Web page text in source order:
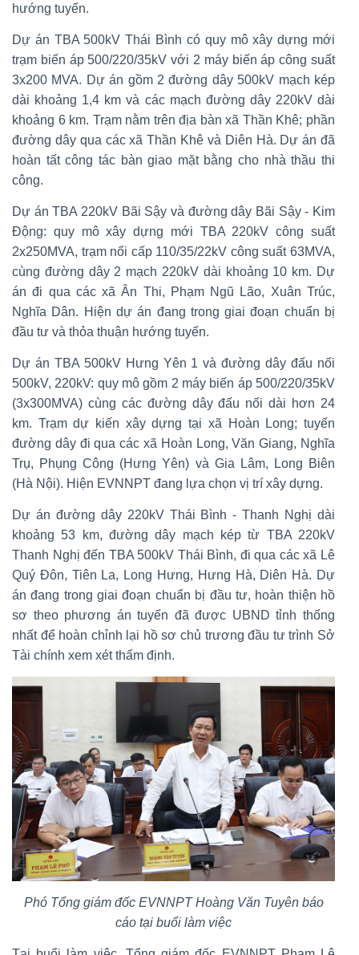
hướng tuyến.
Dự án TBA 500kV Thái Bình có quy mô xây dựng mới
trạm biến áp 500/220/35kV với 2 máy biến áp công suất
3x200 MVA. Dự án gồm 2 đường dây 500kV mạch kép
dài khoảng 1,4 km và các mạch đường dây 220kV dài
khoảng 6 km. Trạm nằm trên địa bàn xã Thần Khê; phần
đường dây qua các xã Thần Khê và Diên Hà. Dự án đã
hoàn tất công tác bàn giao mặt bằng cho nhà thầu thi
công.
Dự án TBA 220kV Bãi Sậy và đường dây Bãi Sậy - Kim
Động: quy mô xây dựng mới TBA 220kV công suất
2x250MVA, trạm nối cấp 110/35/22kV công suất 63MVA,
cùng đường dây 2 mạch 220kV dài khoảng 10 km. Dự
án đi qua các xã Ân Thi, Phạm Ngũ Lão, Xuân Trúc,
Nghĩa Dân. Hiện dự án đang trong giai đoạn chuẩn bị
đầu tư và thỏa thuận hướng tuyến.
Dự án TBA 500kV Hưng Yên 1 và đường dây đấu nối
500kV, 220kV: quy mô gồm 2 máy biến áp 500/220/35kV
(3x300MVA) cùng các đường dây đấu nối dài hơn 24
km. Trạm dự kiến xây dựng tại xã Hoàn Long; tuyến
đường dây đi qua các xã Hoàn Long, Văn Giang, Nghĩa
Trụ, Phụng Công (Hưng Yên) và Gia Lâm, Long Biên
(Hà Nội). Hiện EVNNPT đang lựa chọn vị trí xây dựng.
Dự án đường dây 220kV Thái Bình - Thanh Nghị dài
khoảng 53 km, đường dây mạch kép từ TBA 220kV
Thanh Nghị đến TBA 500kV Thái Bình, đi qua các xã Lê
Quý Đôn, Tiên La, Long Hưng, Hưng Hà, Diên Hà. Dự
án đang trong giai đoạn chuẩn bị đầu tư, hoàn thiện hồ
sơ theo phương án tuyến đã được UBND tỉnh thống
nhất để hoàn chỉnh lại hồ sơ chủ trương đầu tư trình Sở
Tài chính xem xét thẩm định.
Phó Tổng giám đốc EVNNPT Hoàng Văn Tuyên báo
cáo tại buổi làm việc